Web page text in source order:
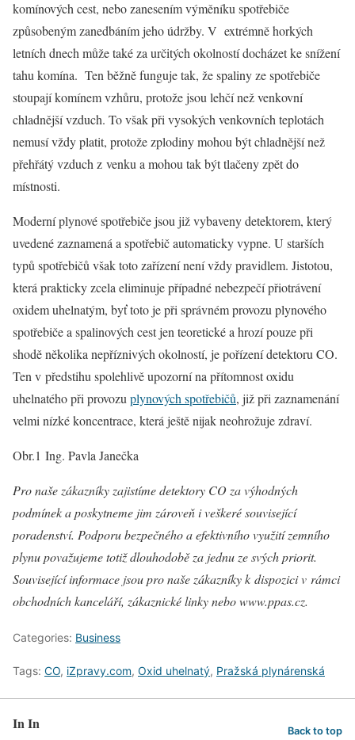
komínových cest, nebo zanesením výměníku spotřebiče
způsobeným zanedbáním jeho údržby. V extrémně horkých
letních dnech může také za určitých okolností docházet ke snížení
tahu komína. Ten běžně funguje tak, že spaliny ze spotřebiče
stoupají komínem vzhůru, protože jsou lehčí než venkovní
chladnější vzduch. To však při vysokých venkovních teplotách
nemusí vždy platit, protože zplodiny mohou být chladnější než
přehřátý vzduch z venku a mohou tak být tlačeny zpět do
místnosti.
Moderní plynové spotřebiče jsou již vybaveny detektorem, který
uvedené zaznamená a spotřebič automaticky vypne. U starších
typů spotřebičů však toto zařízení není vždy pravidlem. Jistotou,
která prakticky zcela eliminuje případné nebezpečí přiotrávení
oxidem uhelnatým, byť toto je při správném provozu plynového
spotřebiče a spalinových cest jen teoretické a hrozí pouze při
shodě několika nepříznivých okolností, je pořízení detektoru CO.
Ten v předstihu spolehlivě upozorní na přítomnost oxidu
uhelnatého při provozu plynových spotřebičů, již při zaznamenání
velmi nízké koncentrace, která ještě nijak neohrožuje zdraví.
Obr.1 Ing. Pavla Janečka
Pro naše zákazníky zajistíme detektory CO za výhodných
podmínek a poskytneme jim zároveň i veškeré související
poradenství. Podporu bezpečného a efektivního využití zemního
plynu považujeme totiž dlouhodobě za jednu ze svých priorit.
Související informace jsou pro naše zákazníky k dispozici v rámci
obchodních kanceláří, zákaznické linky nebowww.ppas.cz.
Categories: Business
Tags: CO, iZpravy.com, Oxid uhelnatý, Pražská plynárenská
In In Back to top